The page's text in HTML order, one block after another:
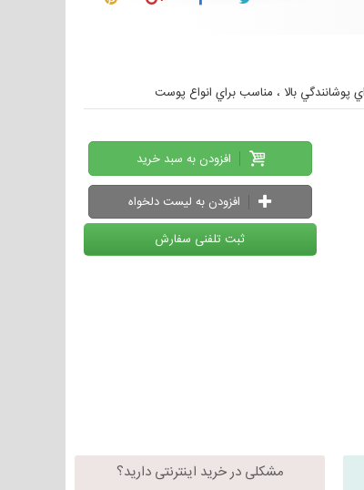
افزودن به سبد خرید
افزودن به لیست دلخواه
ثبت تلفنی سفارش
مشکلی در خرید اینترنتی دارید؟